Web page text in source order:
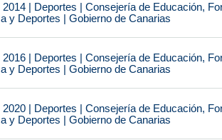
| Deportes | Consejería de Educación,
y Deportes | Gobierno de Canarias
| Deportes | Consejería de Educación,
y Deportes | Gobierno de Canarias
| Deportes | Consejería de Educación,
y Deportes | Gobierno de Canarias